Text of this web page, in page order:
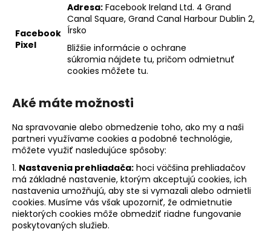
Facebook
Pixel
Adresa: Facebook Ireland Ltd. 4 Grand
Canal Square, Grand Canal Harbour Dublin 2,
Írsko
Bližšie informácie o ochrane
súkromia nájdete tu, pričom odmietnuť
cookies môžete tu.
Aké máte možnosti
Na spravovanie alebo obmedzenie toho, ako my a naši
partneri využívame cookies a podobné technológie,
môžete využiť nasledujúce spôsoby:
1. Nastavenia prehliadača: hoci väčšina prehliadačov
má základné nastavenie, ktorým akceptujú cookies, ich
nastavenia umožňujú, aby ste si vymazali alebo odmietli
cookies. Musíme vás však upozorniť, že odmietnutie
niektorých cookies môže obmedziť riadne fungovanie
poskytovaných služieb.